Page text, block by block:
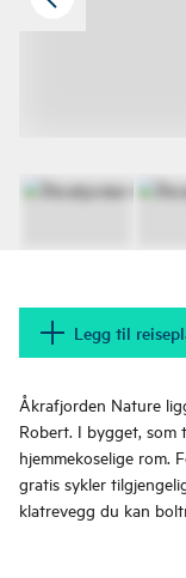
Legg til
Åkrafjorden Nature
Robert. I bygget, som
hjemmekoselige rom.
gratis sykler
klatrevegg du kan